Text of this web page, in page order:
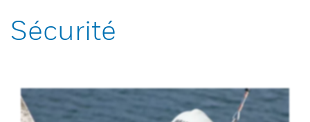
Sécurité